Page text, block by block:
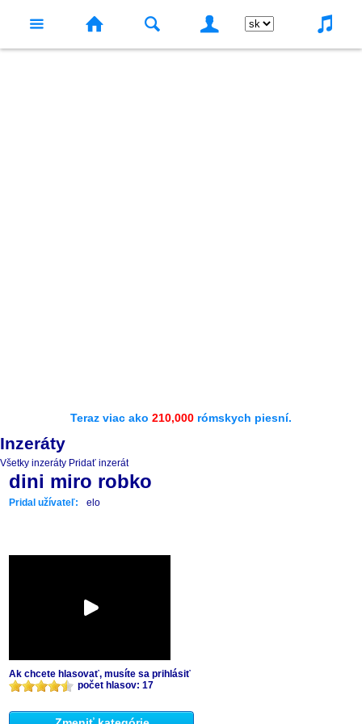
Teraz viac ako 210,000 rómskych piesní.
Inzeráty
Všetky inzeráty Pridať inzerát
dini miro robko
Pridal užívateľ: elo
Ak chcete hlasovať, musíte sa prihlásiť
počet hlasov: 17